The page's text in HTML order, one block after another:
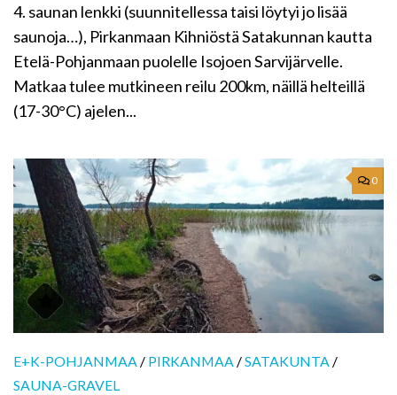
4. saunan lenkki (suunnitellessa taisi löytyi jo lisää
saunoja…), Pirkanmaan Kihniöstä Satakunnan kautta
Etelä-Pohjanmaan puolelle Isojoen Sarvijärvelle.
Matkaa tulee mutkineen reilu 200km, näillä helteillä
(17-30°C) ajelen...
0
E+K-POHJANMAA / PIRKANMAA /SATAKUNTA /
SAUNA-GRAVEL